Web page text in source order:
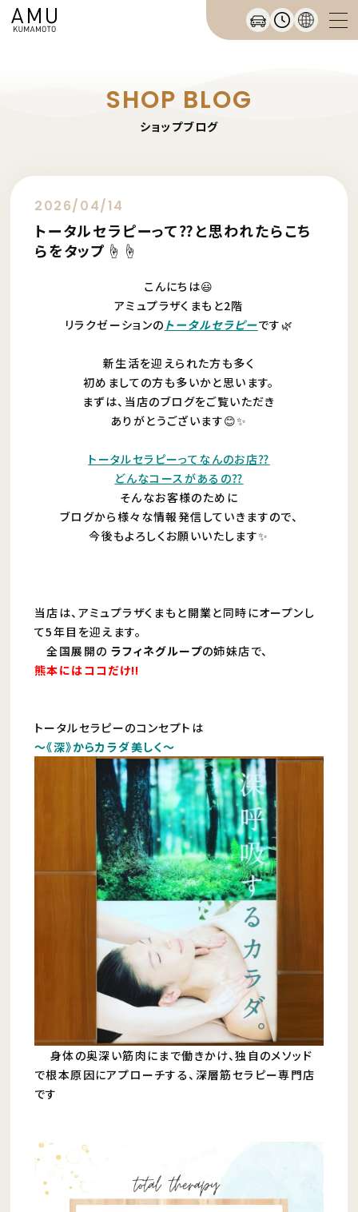
SHOP BLOG
ショップブログ
2026/04/14
トータルセラピーって⁇と思われたらこち
らをタップ☝️☝️
こんにちは😃
アミュプラザくまもと2階
リラクゼーションの トータルセラピーです🌿
新生活を迎えられた方も多く
初めましての方も多いかと思います。
まずは、当店のブログをご覧いただき
ありがとうございます😊✨
トータルセラピーってなんのお店⁇
どんなコースがあるの⁇
そんなお客様のために
ブログから様々な情報発信していきますので、
今後もよろしくお願いいたします✨
当店は、アミュプラザくまもと開業と同時にオープンし
て5年目を迎えます。
全国展開の ラフィネグループの姉妹店で、
熊本にはココだけ‼︎
トータルセラピーのコンセプトは
〜《深》からカラダ美しく〜
身体の奥深い筋肉にまで働きかけ、独自のメソッド
で根本原因にアプローチする、深層筋セラピー専門店
です